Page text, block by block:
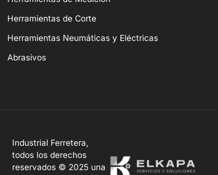
Herramientas de Corte
Herramientas Neumáticas y Eléctricas
Abrasivos
Industrial Ferretera,
todos los derechos
reservados © 2025 una